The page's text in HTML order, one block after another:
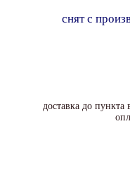
доставка до
снят с